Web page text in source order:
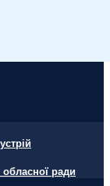
обласної ради